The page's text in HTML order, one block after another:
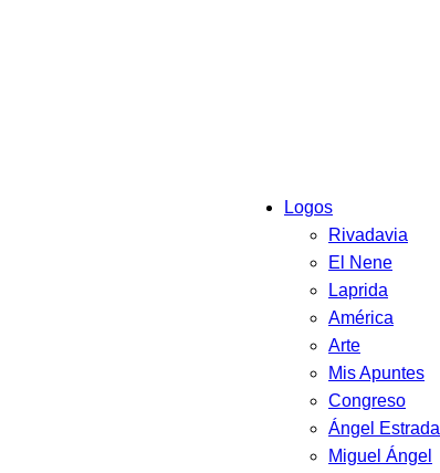
Logos
Rivadavia
El Nene
Laprida
América
Arte
Mis Apuntes
Congreso
Ángel Estrada
Miguel Ángel